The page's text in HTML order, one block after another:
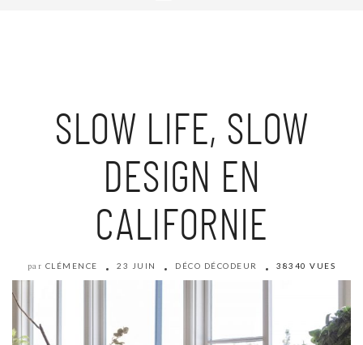
SLOW LIFE, SLOW
DESIGN EN
CALIFORNIE
par CLÉMENCE 23 JUIN DÉCO DÉCODEUR 38340 VUES